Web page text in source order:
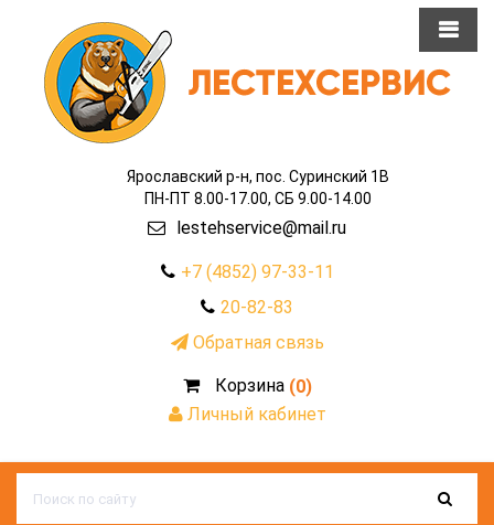
Ярославский р-н, пос. Суринский 1В
ПН-ПТ 8.00-17.00, СБ 9.00-14.00
lestehservice@mail.ru
+7 (4852) 97-33-11
20-82-83
Обратная связь
Корзина (0)
Личный кабинет